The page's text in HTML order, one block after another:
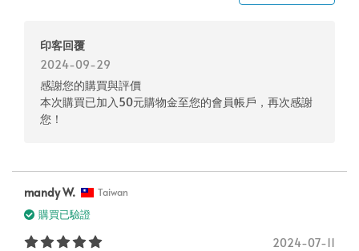
印客回覆
2024-09-29
感謝您的購買與評價
本次購買已加入50元購物金至您的會員帳戶，再次感謝
您！
mandy W. Taiwan
購買已驗證
2024-07-11